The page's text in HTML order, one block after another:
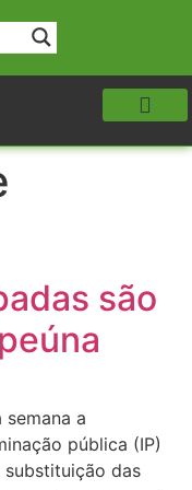
são
a
pública (IP)
substituição das